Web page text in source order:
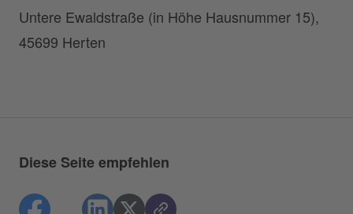
Untere Ewaldstraße (in Höhe Hausnummer 15),
45699 Herten
Diese Seite empfehlen